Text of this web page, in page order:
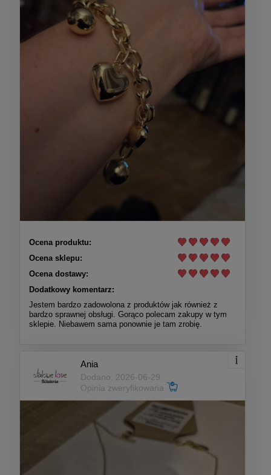
Ocena produktu:
Ocena sklepu:
Ocena dostawy:
Dodatkowy komentarz:
Jestem bardzo zadowolona z produktów jak również z
bardzo sprawnej obsługi. Gorąco polecam zakupy w tym
sklepie. Niebawem sama ponownie je tam zrobię.
Ania
Dodano: 2026-06-29
Opinia zweryfikowana